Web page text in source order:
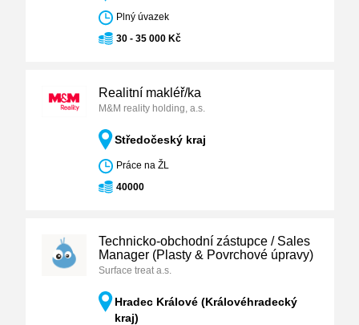
Plný úvazek
30 - 35 000 Kč
Realitní makléř/ka
M&M reality holding, a.s.
Středočeský kraj
Práce na ŽL
40000
Technicko-obchodní zástupce / Sales
Manager (Plasty & Povrchové úpravy)
Surface treat a.s.
Hradec Králové (Královéhradecký
kraj)